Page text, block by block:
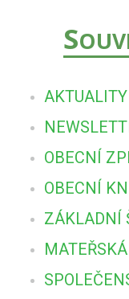
S
AKTUALITY
OBECNÍ
OBECNÍ
ZÁKLADNÍ